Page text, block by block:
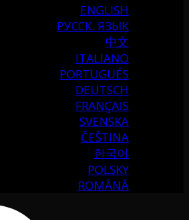
ENGLISH
РУССК. ЯЗЫК
中文
ITALIANO
PORTUGUÉS
DEUTSCH
FRANÇAIS
SVENSKA
ČEŠTINA
한국어
POLSKY
ROMÂNĂ